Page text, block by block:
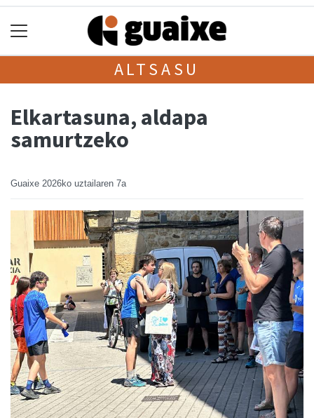
ALTSASU
Elkartasuna, aldapa
samurtzeko
Guaixe 2026ko uztailaren 7a